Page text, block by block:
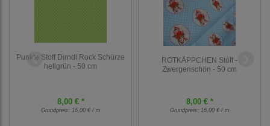
Punkte Stoff Dirndl Rock Schürze
hellgrün - 50 cm
8,00 € *
Grundpreis: 16,00 € / m
ROTKÄPPCHEN Stoff -
Zwergenschön - 50 cm
8,00 € *
Grundpreis: 16,00 € / m